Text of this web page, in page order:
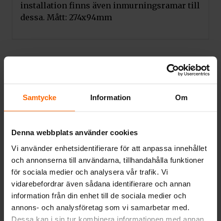
Samtycke Information Om
Denna webbplats använder cookies
Vi använder enhetsidentifierare för att anpassa innehållet
och annonserna till användarna, tillhandahålla funktioner
för sociala medier och analysera vår trafik. Vi
vidarebefordrar även sådana identifierare och annan
information från din enhet till de sociala medier och
annons- och analysföretag som vi samarbetar med.
Dessa kan i sin tur kombinera informationen med annan
installation finns även inmurningsramar till
dessa. Mått: 274x94mm
TILLBEHÖR